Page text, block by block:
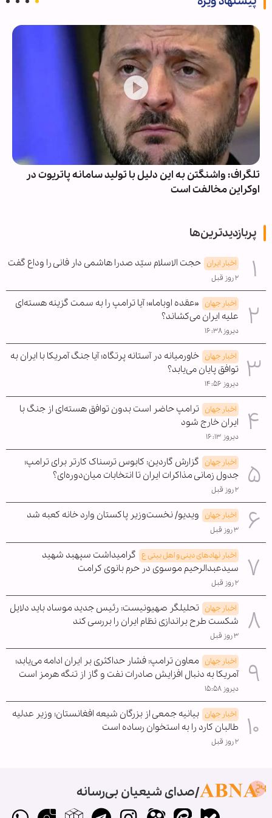
تلگراف: واشنگتن به این دلیل با تولید سامانه پاتریوت در
اوکراین مخالفت است
پربازدیدترین‌ها
اخبار ایران حجت الاسلام سیّد صدرا هاشمی دار فانی را وداع گفت
۲ روز قبل
اخبار جهان «عقده اوباما»؛ آیا ترامپ را به سمت گزینه هسته‌ای
علیه ایران می‌کشاند؟
دیروز ۱۶:۳۸
اخبار جهان خاورمیانه در آستانه پرتگاه؛ آیا جنگ آمریکا با ایران به
توافق پایان می‌یابد؟
دیروز ۱۴:۵۶
اخبار جهان ترامپ حاضر است بدون توافق هسته‌ای از جنگ با
ایران خارج شود
دیروز ۱۶:۱۳
اخبار جهان گزارش گاردین: کابوس ترسناک کارتر برای ترامپ؛
جدول زمانی مذاکرات ایران تا انتخابات میان‌دوره‌ای؟
۲ روز قبل
اخبار جهان ویدیو/ نخست‌وزیر پاکستان وارد خانه کعبه شد
۳ روز قبل
اخبار نهادهای دینی و اهل بیتی ع گرامیداشت سپهبد شهید
سیدعبدالرحیم موسوی در حرم بانوی کرامت
۲ روز قبل
اخبار جهان تحلیلگر صهیونیست: رئیس جدید موساد باید دلایل
شکست طرح براندازی نظام ایران را بررسی کند
۳ روز قبل
اخبار جهان معاون ترامپ: فشار حداکثری بر ایران ادامه می‌یابد؛
آمریکا به دنبال افزایش صادرات نفت و گاز از تنگه هرمز است
دیروز ۱۵:۵۸
اخبار جهان بیانیه جمعی از بزرگان شیعه افغانستان؛ وزیر عدلیه
طالبان کارد را به استخوان رساده است
۲ روز قبل
صدای شیعیان بی‌رسانه